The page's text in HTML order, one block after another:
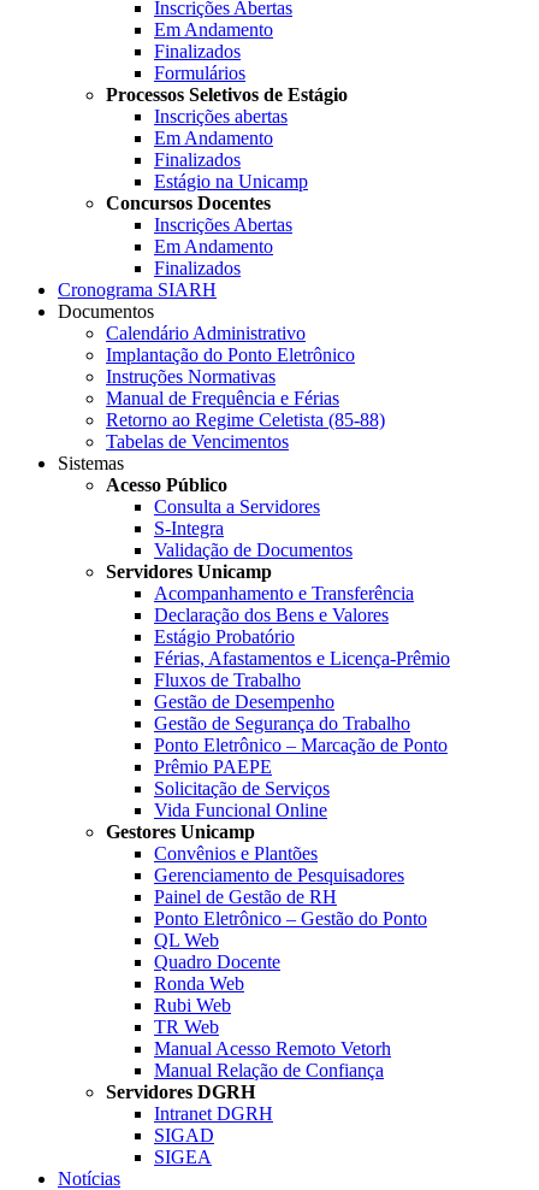
Inscrições Abertas
Em Andamento
Finalizados
Formulários
Processos Seletivos de Estágio
Inscrições abertas
Em Andamento
Finalizados
Estágio na Unicamp
Concursos Docentes
Inscrições Abertas
Em Andamento
Finalizados
Cronograma SIARH
Documentos
Calendário Administrativo
Implantação do Ponto Eletrônico
Instruções Normativas
Manual de Frequência e Férias
Retorno ao Regime Celetista (85-88)
Tabelas de Vencimentos
Sistemas
Acesso Público
Consulta a Servidores
S-Integra
Validação de Documentos
Servidores Unicamp
Acompanhamento e Transferência
Declaração dos Bens e Valores
Estágio Probatório
Férias, Afastamentos e Licença-Prêmio
Fluxos de Trabalho
Gestão de Desempenho
Gestão de Segurança do Trabalho
Ponto Eletrônico – Marcação de Ponto
Prêmio PAEPE
Solicitação de Serviços
Vida Funcional Online
Gestores Unicamp
Convênios e Plantões
Gerenciamento de Pesquisadores
Painel de Gestão de RH
Ponto Eletrônico – Gestão do Ponto
QL Web
Quadro Docente
Ronda Web
Rubi Web
TR Web
Manual Acesso Remoto Vetorh
Manual Relação de Confiança
Servidores DGRH
Intranet DGRH
SIGAD
SIGEA
Notícias